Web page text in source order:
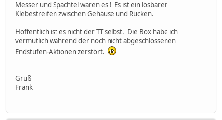
Messer und Spachtel waren es ! Es ist ein lösbarer
Klebestreifen zwischen Gehäuse und Rücken.
Hoffentlich ist es nicht der TT selbst. Die Box habe ich
vermutlich während der noch nicht abgeschlossenen
Endstufen-Aktionen zerstört.
Gruß
Frank